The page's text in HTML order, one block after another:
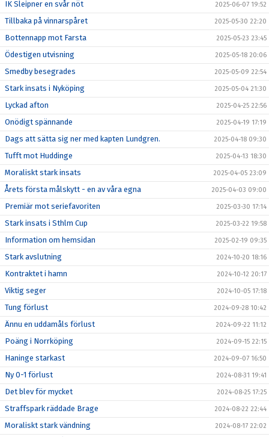
IK Sleipner en svår nöt 2025-06-07 19:52
Tillbaka på vinnarspåret 2025-05-30 22:20
Bottennapp mot Farsta 2025-05-23 23:45
Ödestigen utvisning 2025-05-18 20:06
Smedby besegrades 2025-05-09 22:54
Stark insats i Nyköping 2025-05-04 21:30
Lyckad afton 2025-04-25 22:56
Onödigt spännande 2025-04-19 17:19
Dags att sätta sig ner med kapten Lundgren. 2025-04-18 09:30
Tufft mot Huddinge 2025-04-13 18:30
Moraliskt stark insats 2025-04-05 23:09
Årets första målskytt - en av våra egna 2025-04-03 09:00
Premiär mot seriefavoriten 2025-03-30 17:14
Stark insats i Sthlm Cup 2025-03-22 19:58
Information om hemsidan 2025-02-19 09:35
Stark avslutning 2024-10-20 18:16
Kontraktet i hamn 2024-10-12 20:17
Viktig seger 2024-10-05 17:18
Tung förlust 2024-09-28 10:42
Ännu en uddamåls förlust 2024-09-22 11:12
Poäng i Norrköping 2024-09-15 22:15
Haninge starkast 2024-09-07 16:50
Ny 0-1 förlust 2024-08-31 19:41
Det blev för mycket 2024-08-25 17:25
Straffspark räddade Brage 2024-08-22 22:44
Moraliskt stark vändning 2024-08-17 22:02